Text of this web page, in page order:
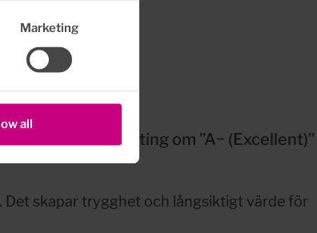
Marketing
all
Strength Rating om ”A− (Excellent)”
Det skapar trygghet och långsiktigt värde för